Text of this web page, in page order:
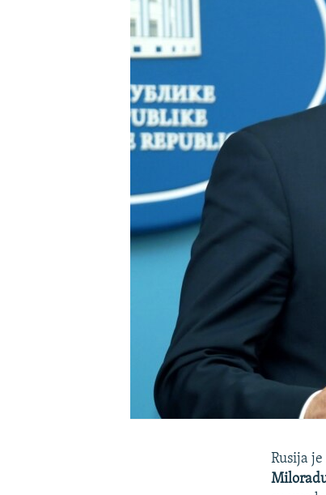
GENOCID U SREBRENICI
POPLAVE I KLIZIŠTA U BIH 2024.
NASTANAK I RASPAD JUGOSLAVIJE
Rusija